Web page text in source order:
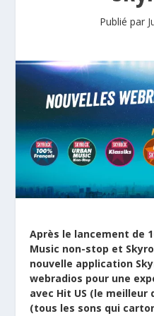
Publié par
Après le lancement de
Music non-stop et
nouvelle application
webradios pour une
avec Hit US (le meilleur
(tous les sons qui